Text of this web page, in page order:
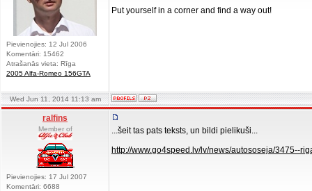
Pievienojies: 12 Jul 2006
Komentāri: 15462
Atrašanās vieta: Rīga
2005 Alfa-Romeo 156GTA
Put yourself in a corner and find a way out!
Wed Jun 11, 2014 11:13 am
ralfins
Member of
Pievienojies: 17 Jul 2007
Komentāri: 6688
...šeit tas pats teksts, un bildi pielikuši...
http://www.go4speed.lv/lv/news/autososeja/3475--